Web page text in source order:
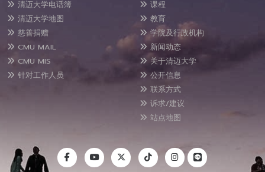
清迈大学电话簿
清迈大学地图
慈善捐赠
CMU MAIL
CMU MIS
针对工作人员
课程
教育
学院及行政机构
新闻动态
关于清迈大学
公开信息
联系方式
诉求/建议
站点地图